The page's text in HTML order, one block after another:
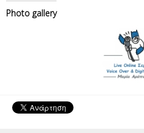
Photo gallery